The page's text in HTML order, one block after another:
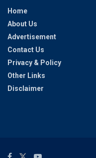
Home
About Us
Advertisement
Contact Us
Privacy & Policy
Other Links
Disclaimer